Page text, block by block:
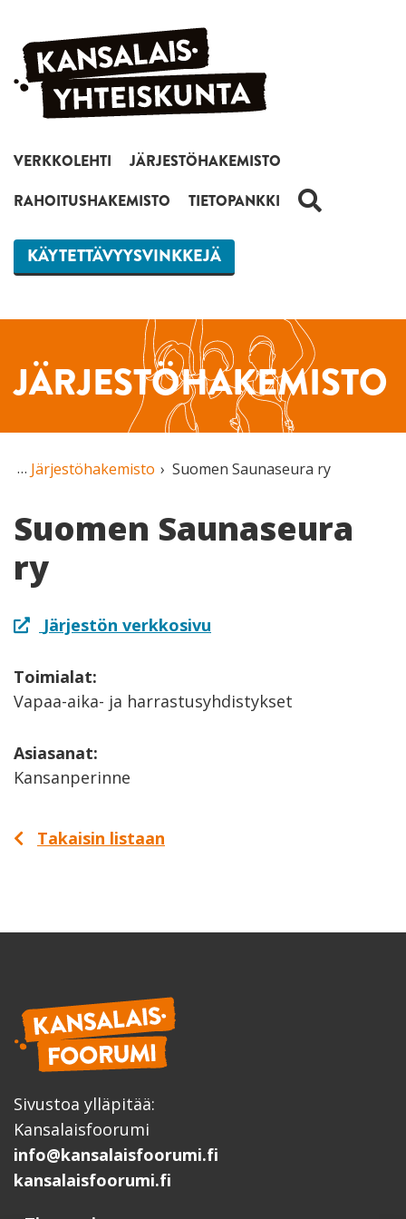
Siirry sisältöön
VERKKOLEHTI
JÄRJESTÖHAKEMISTO
RAHOITUSHAKEMISTO
TIETOPANKKI HAKU
KÄYTETTÄVYYSVINKKEJÄ
JÄRJESTÖHAKEMISTO
Järjestöhakemisto Suomen Saunaseura ry
Suomen Saunaseura
ry
Järjestön verkkosivu
Toimialat:
Vapaa-aika- ja harrastusyhdistykset
Asiasanat:
Kansanperinne
Takaisin listaan
Sivustoa ylläpitää:
Kansalaisfoorumi
info@kansalaisfoorumi.fi
kansalaisfoorumi.fi